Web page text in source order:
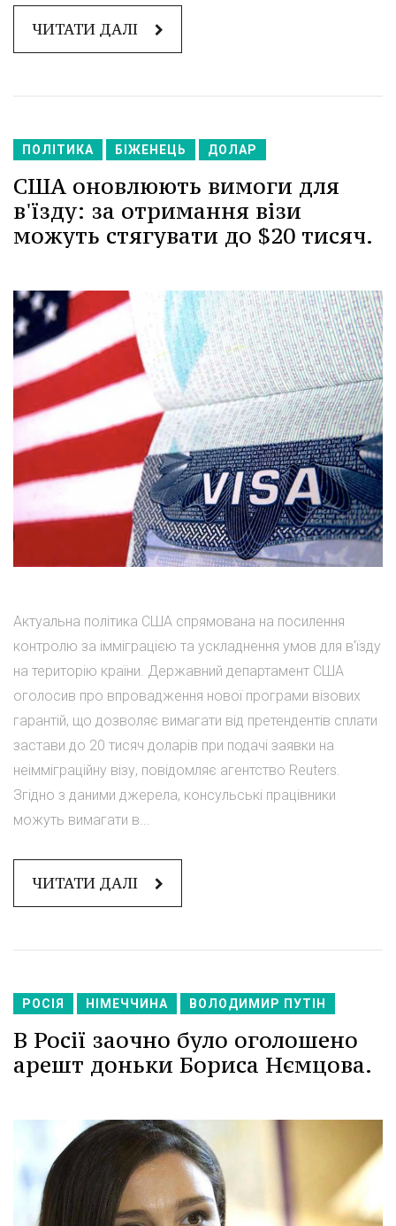
ЧИТАТИ ДАЛІ
ПОЛІТИКА БІЖЕНЕЦЬ ДОЛАР
США оновлюють вимоги для
в'їзду: за отримання візи
можуть стягувати до $20 тисяч.
Актуальна політика США спрямована на посилення
контролю за імміграцією та ускладнення умов для в'їзду
на територію країни. Державний департамент США
оголосив про впровадження нової програми візових
гарантій, що дозволяє вимагати від претендентів сплати
застави до 20 тисяч доларів при подачі заявки на
неімміграційну візу, повідомляє агентство Reuters.
Згідно з даними джерела, консульські працівники
можуть вимагати в...
ЧИТАТИ ДАЛІ
РОСІЯ НІМЕЧЧИНА ВОЛОДИМИР ПУТІН
В Росії заочно було оголошено
арешт доньки Бориса Нємцова.